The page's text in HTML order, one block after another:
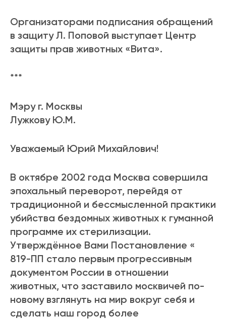
Организаторами подписания обращений
в защиту Л. Поповой выступает Центр
защиты прав животных «Вита».
***
Мэру г. Москвы
Лужкову Ю.М.
Уважаемый Юрий Михайлович!
В октябре 2002 года Москва совершила
эпохальный переворот, перейдя от
традиционной и бессмысленной практики
убийства бездомных животных к гуманной
программе их стерилизации.
Утверждённое Вами Постановление «
819-ПП стало первым прогрессивным
документом России в отношении
животных, что заставило москвичей по-
новому взглянуть на мир вокруг себя и
сделать наш город более